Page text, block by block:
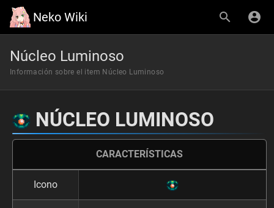
Neko Wiki
Núcleo Luminoso
Información sobre el item Núcleo Luminoso
NÚCLEO LUMINOSO
CARACTERÍSTICAS
Icono